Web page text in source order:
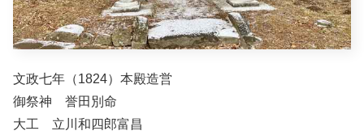
文政七年（1824）本殿造営
御祭神 誉田別命
大工 立川和四郎富昌